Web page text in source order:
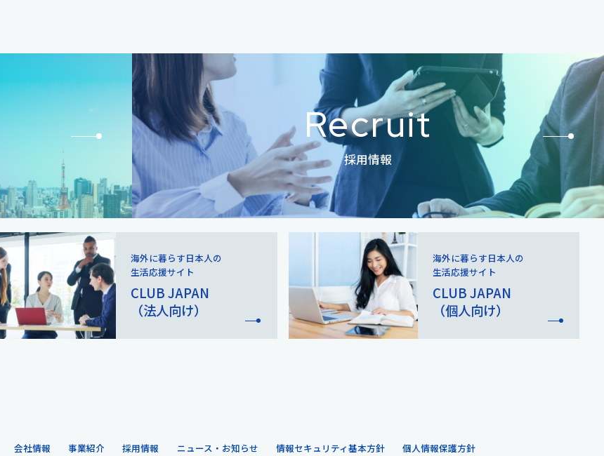
２．お預かりするお客様に関する情報
以下のお客様情報をご提供いただくことが、当サイトをご利用いただく条件となります。なお、当サイトの入力フォーム
から個人情報をご提供いただく際、通信はSSL（Secure Socket Layer）による暗号化措置が施されております。
【お客様により自主的にご提供いただく個人情報】
（２）メールアドレス
（３）パスワード（※1）
（４）性別
（５）住所
（６）IP電話番号
（７）FAX番号（任意）
（８）職員コード（社員番号）
（９）生年月日
（１０）パスワード再設定用の質問
（１１）パスワード再設定用の答え
Recruit
採用情報
海外に暮らす日本人の
生活応援サイト
CLUB JAPAN
（法人向け）
海外に暮らす日本人の
生活応援サイト
CLUB JAPAN
（個人向け）
会社情報 事業紹介 採用情報 ニュース・お知らせ 情報セキュリティ基本方針 個人情報保護方針